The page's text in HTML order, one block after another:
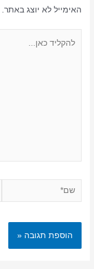
האימייל לא יוצג באתר.
שם*